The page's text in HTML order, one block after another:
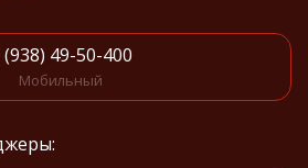
(938) 49-50-400
Мобильный